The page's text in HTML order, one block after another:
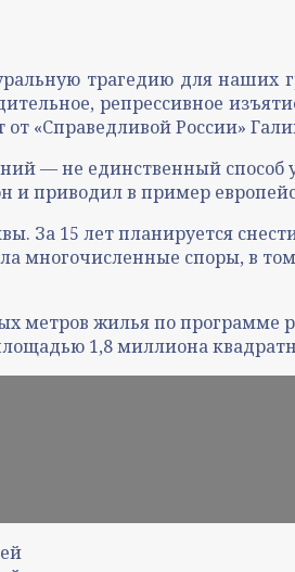
трагедию для наших
репрессивное
«Справедливой России»
— не единственный
и приводил в пример
За 15 лет планируется
многочисленные споры, в
метров жилья по программе
1,8 миллиона